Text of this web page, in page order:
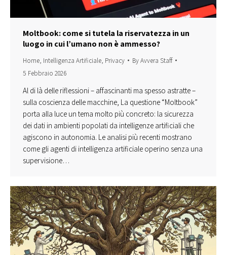
Moltbook: come si tutela la riservatezza in un
luogo in cui l’umano non è ammesso?
Home, Intelligenza Artificiale, Privacy ByAvvera Staff
5 Febbraio 2026
Al di là delle riflessioni – affascinanti ma spesso astratte –
sulla coscienza delle macchine, La questione “Moltbook”
porta alla luce un tema molto più concreto: la sicurezza
dei dati in ambienti popolati da intelligenze artificiali che
agiscono in autonomia. Le analisi più recenti mostrano
come gli agenti di intelligenza artificiale operino senza una
supervisione…